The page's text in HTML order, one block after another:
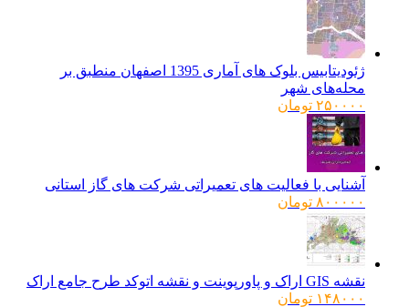
ژئودیتابیس بلوک های آماری 1395 اصفهان منطبق بر
محله‌های شهر
۲۵۰۰۰۰ تومان
آشنایی با فعالیت های تعمیراتی شرکت های گاز استانی
۸۰۰۰۰۰ تومان
نقشه GIS اراک و پاورپوینت و نقشه اتوکد طرح جامع اراک
۱۴۸۰۰۰ تومان